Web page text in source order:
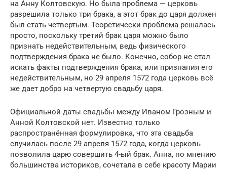
на Анну Колтовскую. Но была проблема — церковь
разрешила только три брака, а этот брак до царя должен
был стать четвертым. Теоретически проблема решалась
просто, поскольку третий брак царя можно было
признать недействительным, ведь физического
подтверждения брака не было. Конечно, собор не стал
искать факты подтверждения брака, или признания его
недействительным, но 29 апреля 1572 года церковь всё
же дает добро на четвертую свадьбу царя.
Официальной даты свадьбы между Иваном Грозным и
Анной Колтовской нет. Известно только
распространённая формулировка, что эта свадьба
случилась после 29 апреля 1572 года, когда церковь
позволила царю совершить 4-ый брак. Анна, по мнению
большинства историков, сочетала в себе красоту Марии